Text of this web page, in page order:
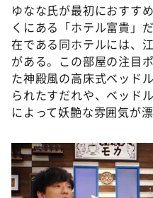
ゆなな氏が最初におすす
くにある「ホテル富貴」
在である同ホテルには、
がある。この部屋の注目
た神殿風の高床式ベッド
られたすだれや、ベッド
によって妖艶な雰囲気が漂